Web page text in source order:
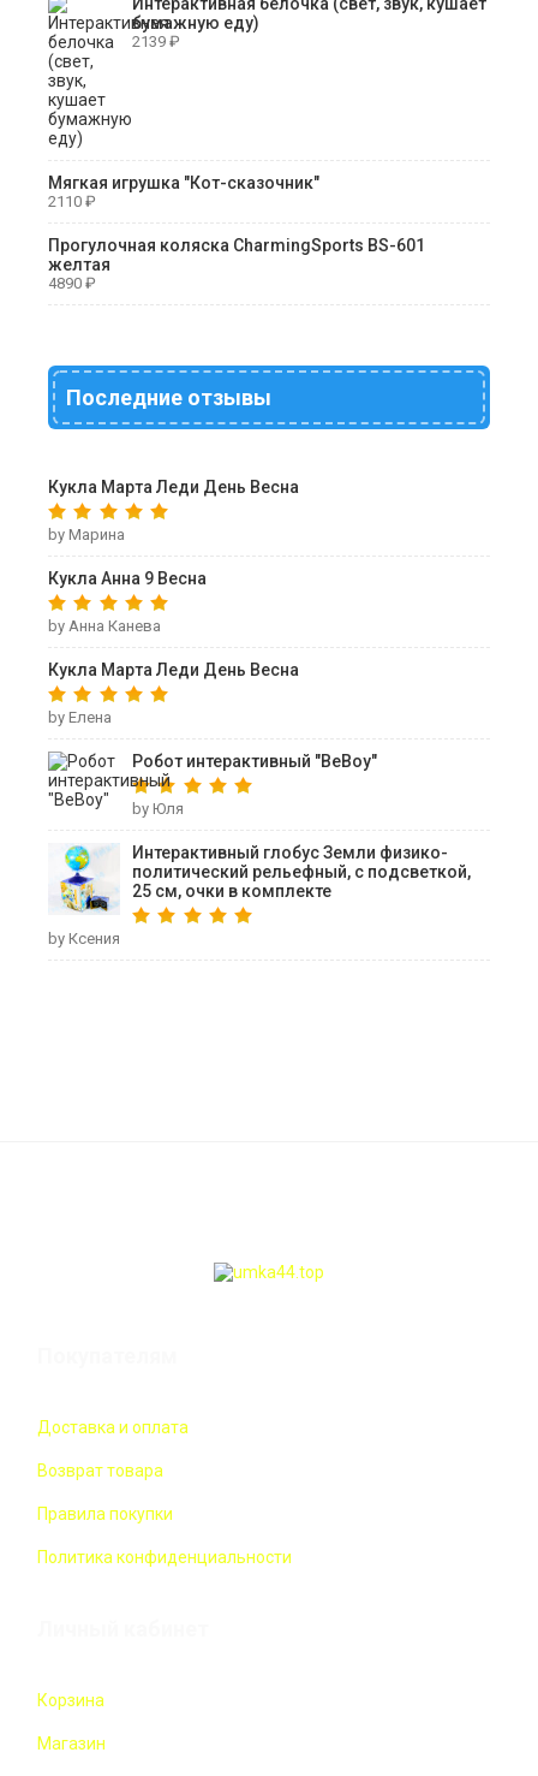
бумажную еду)
2139 ₽
Мягкая игрушка "Кот-сказочник"
2110 ₽
Прогулочная коляска CharmingSports BS-601
желтая
4890 ₽
Последние отзывы
Кукла Марта Леди День Весна
by Марина
Кукла Анна 9 Весна
by Анна Канева
Кукла Марта Леди День Весна
by Елена
Робот интерактивный "ВеВоу"
by Юля
Интерактивный глобус Земли физико-
политический рельефный, с подсветкой,
25 см, очки в комплекте
by Ксения
Доставка и оплата
Возврат товара
Правила покупки
Политика конфиденциальности
Корзина
Магазин